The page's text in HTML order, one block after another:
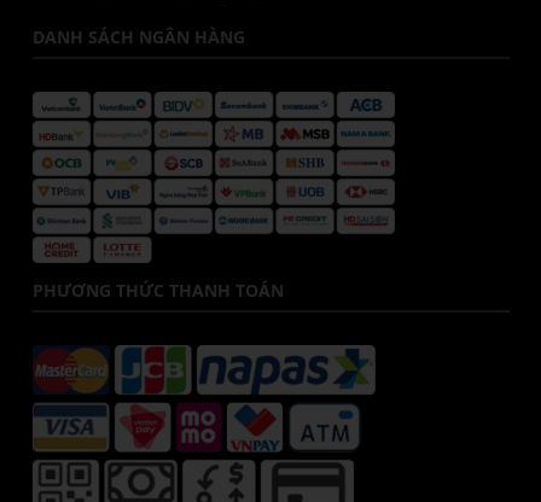
DANH SÁCH NGÂN HÀNG
PHƯƠNG THỨC THANH TOÁN